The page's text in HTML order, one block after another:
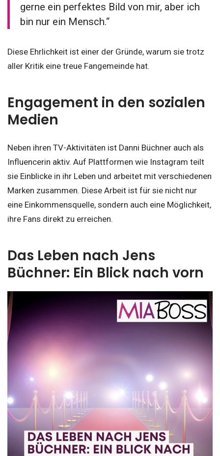
gerne ein perfektes Bild von mir, aber ich
bin nur ein Mensch.“
Diese Ehrlichkeit ist einer der Gründe, warum sie trotz
aller Kritik eine treue Fangemeinde hat.
Engagement in den sozialen
Medien
Neben ihren TV-Aktivitäten ist Danni Büchner auch als
Influencerin aktiv. Auf Plattformen wie Instagram teilt
sie Einblicke in ihr Leben und arbeitet mit verschiedenen
Marken zusammen. Diese Arbeit ist für sie nicht nur
eine Einkommensquelle, sondern auch eine Möglichkeit,
ihre Fans direkt zu erreichen.
Das Leben nach Jens
Büchner: Ein Blick nach vorn